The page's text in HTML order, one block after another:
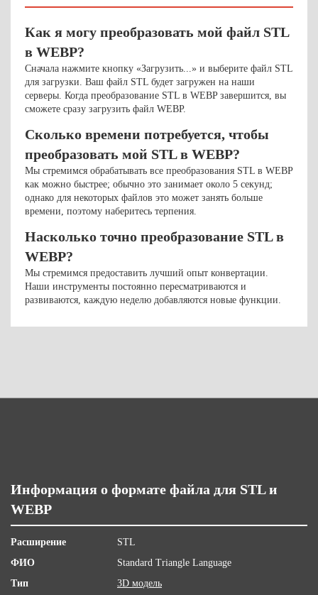
Как я могу преобразовать мой файл STL
в WEBP?
Сначала нажмите кнопку «Загрузить...» и выберите файл STL
для загрузки. Ваш файл STL будет загружен на наши
серверы. Когда преобразование STL в WEBP завершится, вы
сможете сразу загрузить файл WEBP.
Сколько времени потребуется, чтобы
преобразовать мой STL в WEBP?
Мы стремимся обрабатывать все преобразования STL в WEBP
как можно быстрее; обычно это занимает около 5 секунд;
однако для некоторых файлов это может занять больше
времени, поэтому наберитесь терпения.
Насколько точно преобразование STL в
WEBP?
Мы стремимся предоставить лучший опыт конвертации.
Наши инструменты постоянно пересматриваются и
развиваются, каждую неделю добавляются новые функции.
Информация о формате файла для STL и
WEBP
Расширение
STL
ФИО
Standard Triangle Language
Тип
3D модель